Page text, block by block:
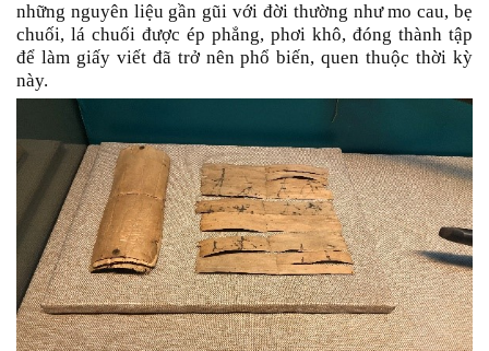
những nguyên liệu gần gũi với đời thường như mo cau, bẹ
chuối, lá chuối được ép phẳng, phơi khô, đóng thành tập
để làm giấy viết đã trở nên phổ biến, quen thuộc thời kỳ
này.